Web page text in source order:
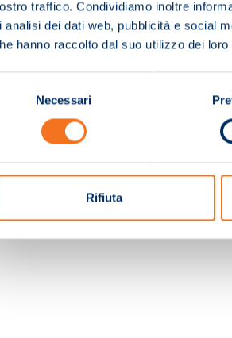
traffico. Condividiamo inoltre
analisi dei dati web, pubblicità e social
hanno raccolto dal suo utilizzo dei
Necessari
Rifiuta
51100 Pistoia - Cod.Fisc. e Registro